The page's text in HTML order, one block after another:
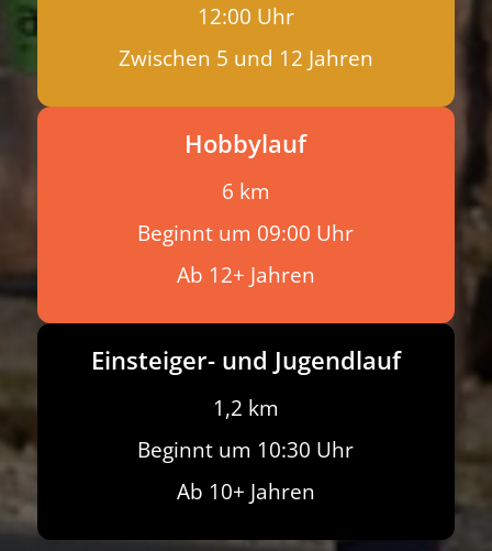
12:00 Uhr
Zwischen 5 und 12 Jahren
Hobbylauf
6 km
Beginnt um 09:00 Uhr
Ab 12+ Jahren
Einsteiger- und Jugendlauf
1,2 km
Beginnt um 10:30 Uhr
Ab 10+ Jahren